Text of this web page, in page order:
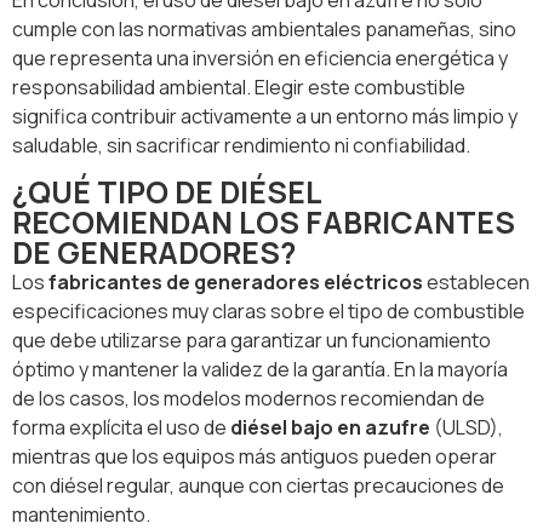
cumple con las normativas ambientales panameñas, sino
que representa una inversión en eficiencia energética y
responsabilidad ambiental. Elegir este combustible
significa contribuir activamente a un entorno más limpio y
saludable, sin sacrificar rendimiento ni confiabilidad.
¿QUÉ TIPO DE DIÉSEL
RECOMIENDAN LOS FABRICANTES
DE GENERADORES?
Losfabricantes de generadores eléctricosestablecen
especificaciones muy claras sobre el tipo de combustible
que debe utilizarse para garantizar un funcionamiento
óptimo y mantener la validez de la garantía. En la mayoría
de los casos, los modelos modernos recomiendan de
forma explícita el uso de diésel bajo en azufre (ULSD),
mientras que los equipos más antiguos pueden operar
con diésel regular, aunque con ciertas precauciones de
mantenimiento.